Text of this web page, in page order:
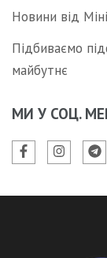
Новини від
Підбиваємо
майбутнє
МИ У СОЦ.